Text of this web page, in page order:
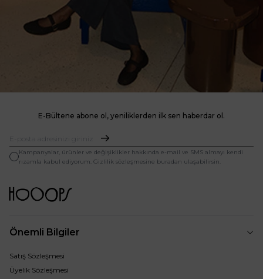
E-Bültene abone ol, yeniliklerden ilk sen haberdar ol.
Kampanyalar, ürünler ve değişiklikler hakkında e-mail ve SMS almayı kendi
rızamla kabul ediyorum. Gizlilik sözleşmesine buradan ulaşabilirsin.
Önemli Bilgiler
Satış Sözleşmesi
Üyelik Sözleşmesi